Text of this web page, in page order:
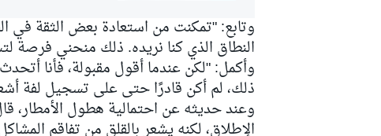
وتابع: "تمكنت من استعادة بعض الثقة في
النطاق الذي كنا نريده. ذلك منحني فرصة
وأكمل: "لكن عندما أقول مقبولة، فأنا
ذلك، لم أكن قادرًا حتى على تسجيل لفة
وعند حديثه عن احتمالية هطول الأمطار،
الإطلاق، لكنه يشعر بالقلق من تفاقم